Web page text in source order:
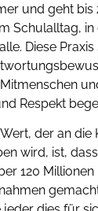
und geht bis
Schulalltag,
Diese
Respekt
der an die
wird, ist,
120